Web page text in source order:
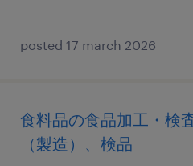
posted 17 march 2026
食料品の食品加工・検
（製造）、検品